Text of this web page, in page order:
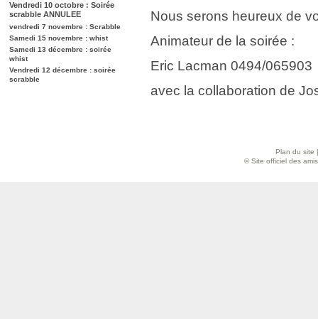
Vendredi 10 octobre : Soirée
scrabble ANNULEE
vendredi 7 novembre : Scrabble
Samedi 15 novembre : whist
Samedi 13 décembre : soirée
whist
Vendredi 12 décembre : soirée
scrabble
Nous serons heureux de
Animateur de la soirée :
Eric Lacman 0494/065903
avec la collaboration de
Plan du site
© Site officiel des